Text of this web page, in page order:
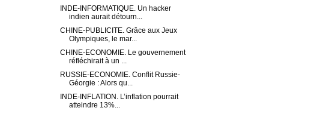
INDE-INFORMATIQUE. Un hacker
indien aurait détourn...
CHINE-PUBLICITE. Grâce aux Jeux
Olympiques, le mar...
CHINE-ECONOMIE. Le gouvernement
réfléchirait à un ...
RUSSIE-ECONOMIE. Conflit Russie-
Géorgie : Alors qu...
INDE-INFLATION. L’inflation pourrait
atteindre 13%...